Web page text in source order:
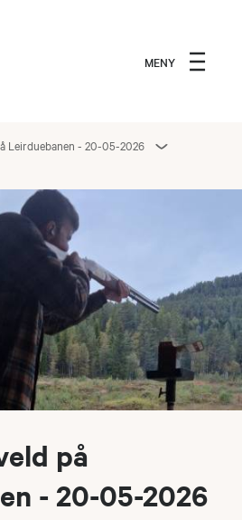
MENY
Leirduebanen - 20-05-2026
på
- 20-05-2026